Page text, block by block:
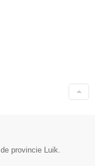
provincie Luik.